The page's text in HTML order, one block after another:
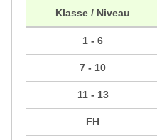
Klasse / Niveau
1 - 6
7 - 10
11 - 13
FH